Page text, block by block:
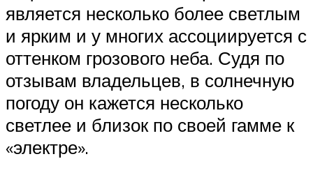
является несколько более светлым
и ярким и у многих ассоциируется с
оттенком грозового неба. Судя по
отзывам владельцев, в солнечную
погоду он кажется несколько
светлее и близок по своей гамме к
«электре».